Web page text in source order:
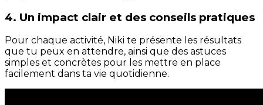
4. Un impact clair et des conseils pratiques
Pour chaque activité, Niki te présente les résultats
que tu peux en attendre, ainsi que des astuces
simples et concrètes pour les mettre en place
facilement dans ta vie quotidienne.